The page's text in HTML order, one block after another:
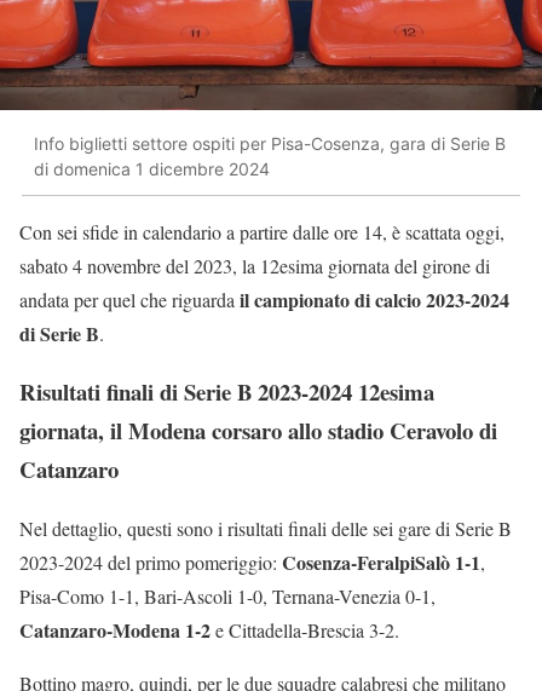
Info biglietti settore ospiti per Pisa-Cosenza, gara di Serie B
di domenica 1 dicembre 2024
Con sei sfide in calendario a partire dalle ore 14, è scattata oggi,
sabato 4 novembre del 2023, la 12esima giornata del girone di
andata per quel che riguarda il campionato di calcio 2023-2024
di Serie B.
Risultati finali di Serie B 2023-2024 12esima
giornata, il Modena corsaro allo stadio Ceravolo di
Catanzaro
Nel dettaglio, questi sono i risultati finali delle sei gare di Serie B
2023-2024 del primo pomeriggio: Cosenza-FeralpiSalò 1-1,
Pisa-Como 1-1, Bari-Ascoli 1-0, Ternana-Venezia 0-1,
Catanzaro-Modena 1-2e Cittadella-Brescia 3-2.
Bottino magro, quindi, per le due squadre calabresi che militano